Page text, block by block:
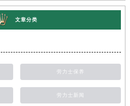
文章分类
劳力士保养
劳力士新闻